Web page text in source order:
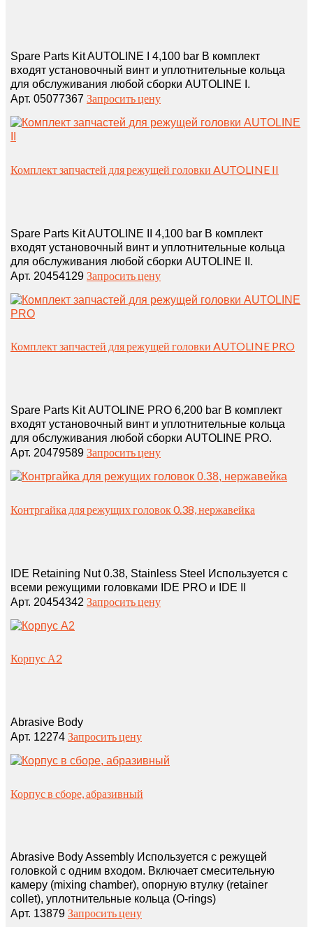
Spare Parts Kit AUTOLINE I 4,100 bar В комплект
входят установочный винт и уплотнительные кольца
для обслуживания любой сборки AUTOLINE I.
Арт. 05077367 Запросить цену
Комплект запчастей для режущей головки AUTOLINE II
Spare Parts Kit AUTOLINE II 4,100 bar В комплект
входят установочный винт и уплотнительные кольца
для обслуживания любой сборки AUTOLINE II.
Арт. 20454129 Запросить цену
Комплект запчастей для режущей головки AUTOLINE PRO
Spare Parts Kit AUTOLINE PRO 6,200 bar В комплект
входят установочный винт и уплотнительные кольца
для обслуживания любой сборки AUTOLINE PRO.
Арт. 20479589 Запросить цену
Контргайка для режущих головок 0.38, нержавейка
IDE Retaining Nut 0.38, Stainless Steel Используется с
всеми режущими головками IDE PRO и IDE II
Арт. 20454342 Запросить цену
Корпус А2
Abrasive Body
Арт. 12274 Запросить цену
Корпус в сборе, абразивный
Abrasive Body Assembly Используется с режущей
головкой с одним входом. Включает смесительную
камеру (mixing chamber), опорную втулку (retainer
collet), уплотнительные кольца (O‑rings)
Арт. 13879 Запросить цену